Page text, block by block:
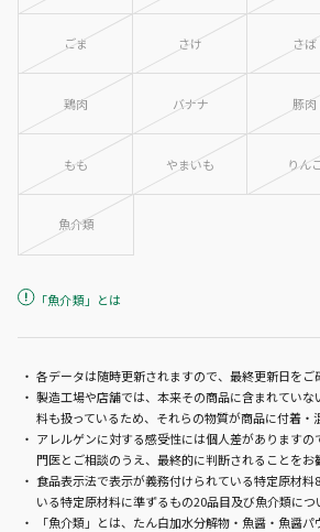
ごま さけ さば
鶏肉 バナナ 豚肉
もも やまいも りん
魚介類
「魚介類」とは
物・魚醤・魚醤パウダー・魚肉すり
身・魚油・魚介エキスの原材料の中
に、どの種類の魚介類が含まれてい
るか特定できない場合に限り、食品
表示法によって例外的に認められて
いる表記です。
各データは随時更新されますので、最終更新日をご
製造工場や店舗では、本来その商品に含まれてい
料も扱っているため、それらの物質が商品に付着・
アレルゲンに対する感受性には個人差があります
門医とご相談のうえ、最終的に判断されることをお
食品表示法で表示が義務付けられている特定原材料
いる特定原材料に準ずるもの20品目及び魚介類につ
「魚介類」とは、たん白加水分解物・魚醤・魚醤